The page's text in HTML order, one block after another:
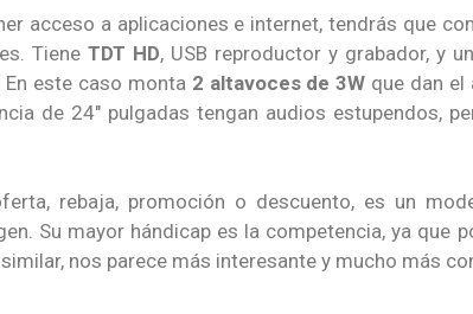
acceso a aplicaciones e internet, tendrás que
Tiene TDT HD, USB reproductor y grabador, y
este caso monta 2 altavoces de 3W que dan el
de 24″ pulgadas tengan audios estupendos,
rebaja, promoción o descuento, es un
Su mayor hándicap es la competencia, ya que
nos parece más interesante y mucho más